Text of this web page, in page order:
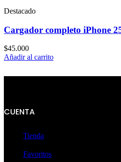
Destacado
Cargador completo iPhone
$45.000
Añadir al carrito
CUENTA
Tienda
Favoritos